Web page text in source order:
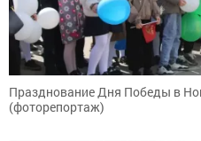
Празднование Дня Победы в
(фоторепортаж)